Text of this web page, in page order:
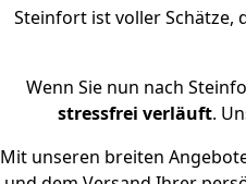
Steinfort ist voller Schätze,
Wenn Sie nun nach
stressfrei verläuft.
Mit unseren breiten